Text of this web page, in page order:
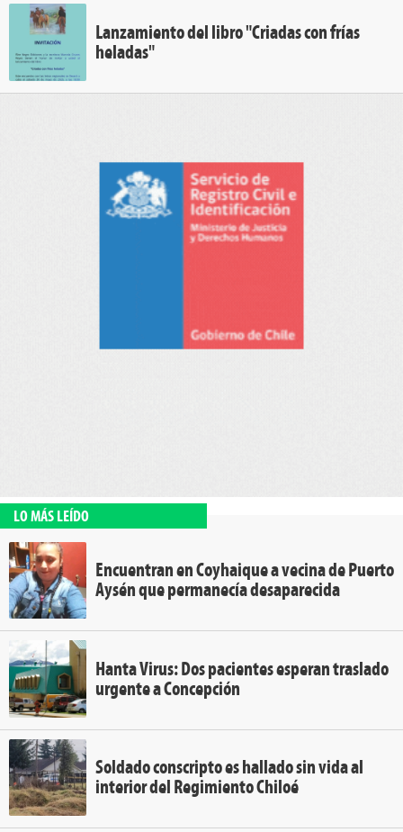
Lanzamiento del libro "Criadas con frías
heladas"
LO MÁS LEÍDO
Encuentran en Coyhaique a vecina de Puerto
Aysén que permanecía desaparecida
Hanta Virus: Dos pacientes esperan traslado
urgente a Concepción
Soldado conscripto es hallado sin vida al
interior del Regimiento Chiloé